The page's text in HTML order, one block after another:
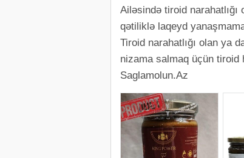
Ailəsində tiroid narahatlığı
qətiliklə laqeyd
Tiroid narahatlığı olan ya
nizama salmaq üçün tiroid
Saglamolun.Az